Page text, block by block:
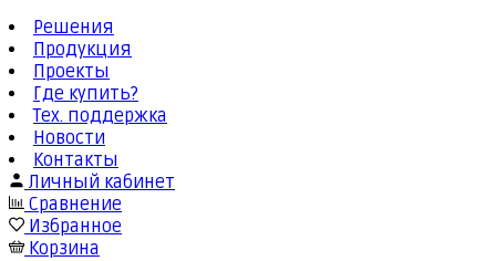
Решения
Продукция
Проекты
Где купить?
Тех. поддержка
Новости
Контакты
Личный кабинет
Сравнение
Избранное
Корзина